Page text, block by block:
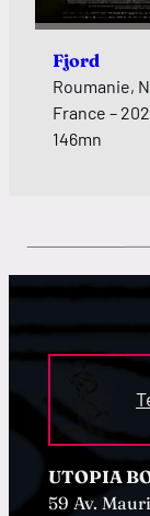
Fjord
Roumanie,
France –
146mn
UTOPIA
59 Av.